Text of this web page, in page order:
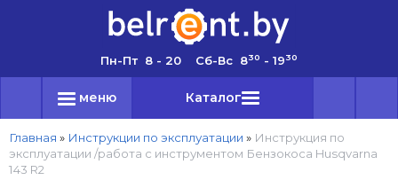
Пн-Пт 8 - 20 Сб-Вс 830 - 1930
меню Каталог
Главная » Инструкции по эксплуатации » Инструкция по
эксплуатации /работа с инструментом Бензокоса Husqvarna
143 R2